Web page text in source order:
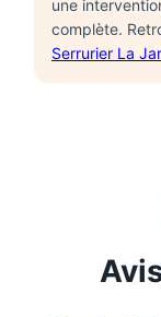
une
complète.
Serrurier La